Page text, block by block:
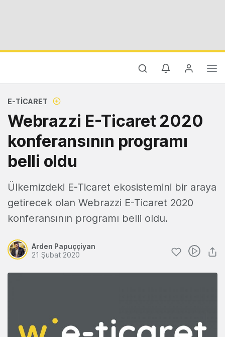
E-TICARET
Webrazzi E-Ticaret 2020
konferansının programı
belli oldu
Ülkemizdeki E-Ticaret ekosistemini bir araya
getirecek olan Webrazzi E-Ticaret 2020
konferansının programı belli oldu.
Arden Papuççiyan
21 Şubat 2020